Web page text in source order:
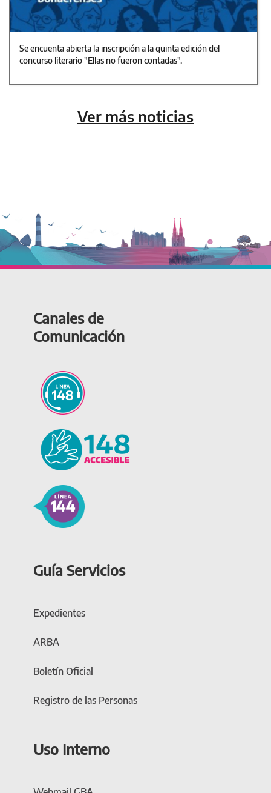
Se encuenta abierta la inscripción a la quinta edición del
concurso literario "Ellas no fueron contadas".
Ver más noticias
Canales de
Comunicación
Guía Servicios
Expedientes
ARBA
Boletín Oficial
Registro de las Personas
Uso Interno